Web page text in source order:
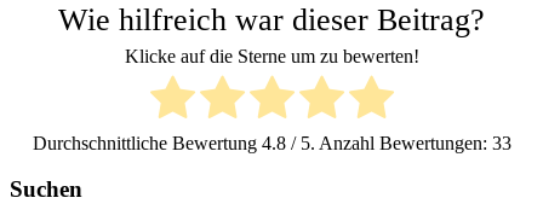
Wie hilfreich war dieser Beitrag?
Klicke auf die Sterne um zu bewerten!
Durchschnittliche Bewertung 4.8/ 5. Anzahl Bewertungen: 33
Suchen